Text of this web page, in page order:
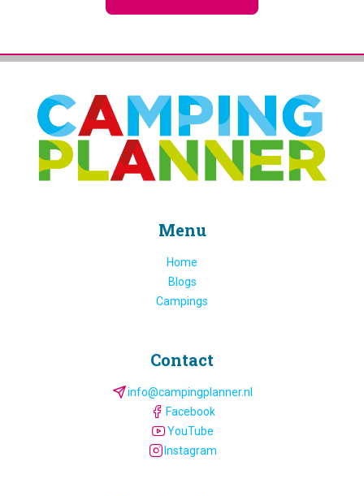
Menu
Home
Blogs
Campings
Contact
info@campingplanner.nl
Facebook
YouTube
Instagram